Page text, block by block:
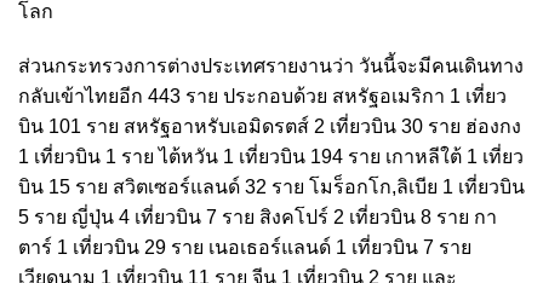
โลก
ส่วนกระทรวงการต่างประเทศรายงานว่า วันนี้จะมีคนเดินทาง
กลับเข้าไทยอีก 443 ราย ประกอบด้วย สหรัฐอเมริกา 1 เที่ยว
บิน 101 ราย สหรัฐอาหรับเอมิดรตส์ 2 เที่ยวบิน 30 ราย ฮ่องกง
1 เที่ยวบิน 1 ราย ไต้หวัน 1 เที่ยวบิน 194 ราย เกาหลีใต้ 1 เที่ยว
บิน 15 ราย สวิตเซอร์แลนด์ 32 ราย โมร็อกโก,ลิเบีย 1 เที่ยวบิน
5 ราย ญี่ปุ่น 4 เที่ยวบิน 7 ราย สิงคโปร์ 2 เที่ยวบิน 8 ราย กา
ตาร์ 1 เที่ยวบิน 29 ราย เนอเธอร์แลนด์ 1 เที่ยวบิน 7 ราย
เวียดนาม 1 เที่ยวบิน 11 ราย จีน 1 เที่ยวบิน 2 ราย และ